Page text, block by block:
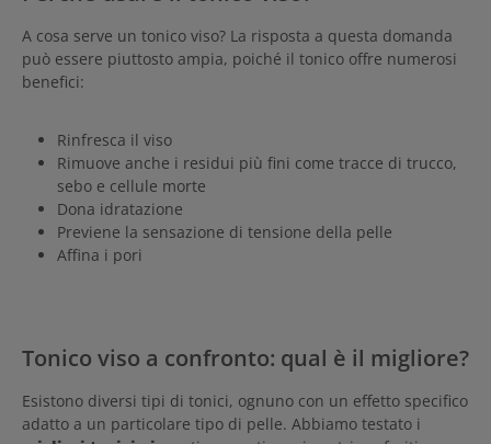
A cosa serve un tonico viso? La risposta a questa domanda
può essere piuttosto ampia, poiché il tonico offre numerosi
benefici:
Rinfresca il viso
Rimuove anche i residui più fini come tracce di trucco,
sebo e cellule morte
Dona idratazione
Previene la sensazione di tensione della pelle
Affina i pori
Tonico viso a confronto: qual è il migliore?
Esistono diversi tipi di tonici, ognuno con un effetto specifico
adatto a un particolare tipo di pelle. Abbiamo testato i